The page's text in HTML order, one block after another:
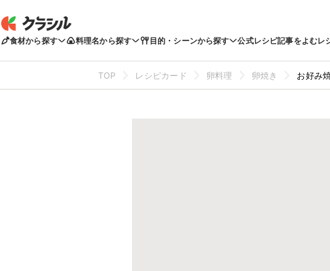
食材から探す 料理名から探す 目的・シーンから探す 公式レシピ記事をよむレ
TOP レシピカード 卵料理 卵焼き お好み